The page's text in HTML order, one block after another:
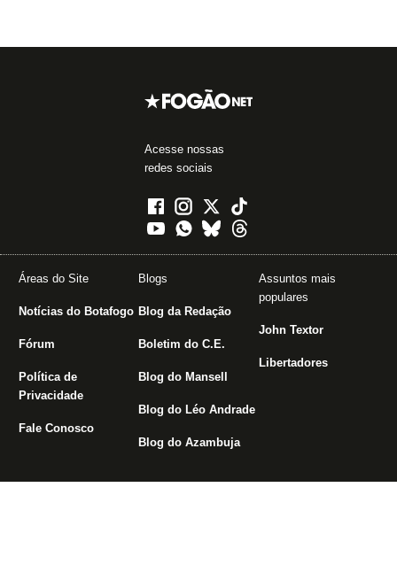
Acesse nossas
redes sociais
Áreas do Site
Notícias do Botafogo
Fórum
Política de
Privacidade
Fale Conosco
Blogs
Blog da Redação
Boletim do C.E.
Blog do Mansell
Blog do Léo Andrade
Blog do Azambuja
Assuntos mais
populares
John Textor
Libertadores